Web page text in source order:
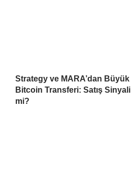
Strategy ve MARA’dan Büyük
Bitcoin Transferi: Satış Sinyali
mi?